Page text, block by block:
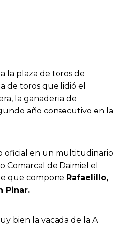
la plaza de toros de
de toros que lidió el
la ganadería de
año consecutivo en la
oficial en un multitudinario
Comarcal de Daimiel el
que compone Rafaelillo,
Pinar.
bien la vacada de la A